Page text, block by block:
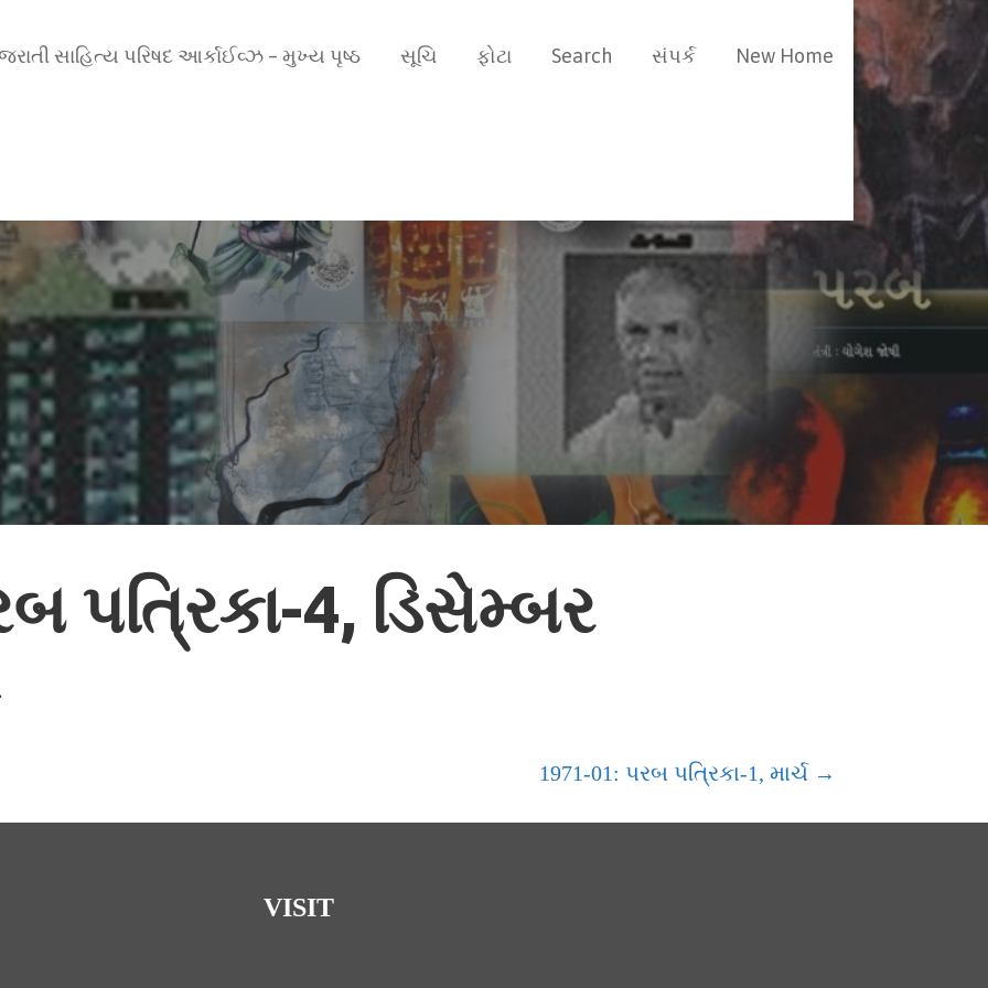
સાહિત્ય પરિષદ આર્કાઈવ્ઝ – મુખ્ય પૃષ્ઠ સૂચિ ફોટા Search સંપર્ક New Home
પત્રિકા-4, ડિસેમ્બર
1971-01: પરબ પત્રિકા-1, માર્ચ →
VISIT